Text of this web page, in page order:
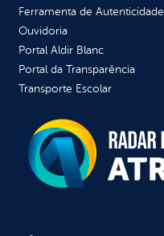
Ferramenta de Autenticidade
Ouvidoria
Portal Aldir Blanc
Portal da Transparência
Transporte Escolar